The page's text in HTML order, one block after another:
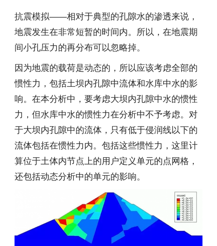
抗震模拟——相对于典型的孔隙水的渗透来说，
地震发生在非常短暂的时间内。所以，在地震期
间小孔压力的再分布可以忽略掉。
因为地震的载荷是动态的，所以应该考虑全部的
惯性力，包括土坝内孔隙中流体和水库中水的影
响。在本分析中，要考虑大坝内孔隙中水的惯性
力，但水库中水的惯性力在分析中不予考虑。对
于大坝内孔隙中的流体，只有低于侵润线以下的
流体包括在惯性力内。包括这些惯性力，这里计
算位于土体内节点上的用户定义单元的点网格，
还包括动态分析中的单元的影响。